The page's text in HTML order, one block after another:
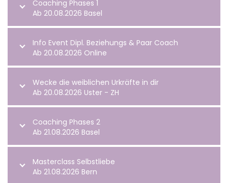
Coaching Phases 1
Ab 20.08.2026 Basel
Info Event Dipl. Beziehungs & Paar Coach
Ab 20.08.2026 Online
Wecke die weiblichen Urkräfte in dir
Ab 20.08.2026 Uster - ZH
Coaching Phases 2
Ab 21.08.2026 Basel
Masterclass Selbstliebe
Ab 21.08.2026 Bern